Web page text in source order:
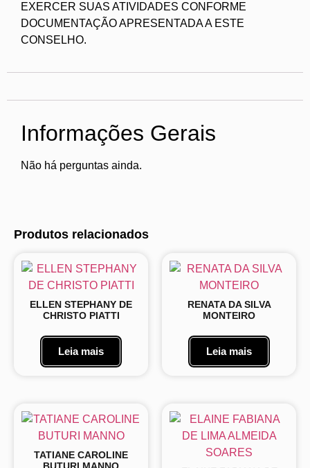
EXERCER SUAS ATIVIDADES CONFORME
DOCUMENTAÇÃO APRESENTADA A ESTE
CONSELHO.
Informações Gerais
Não há perguntas ainda.
Produtos relacionados
ELLEN STEPHANY DE
CHRISTO PIATTI
Leia mais
RENATA DA SILVA
MONTEIRO
Leia mais
TATIANE CAROLINE